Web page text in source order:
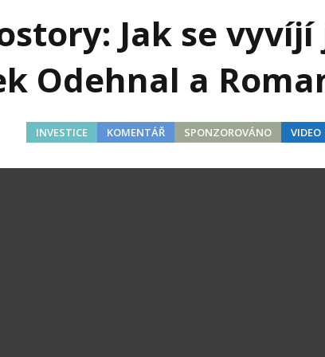
řízení
firmy nástupci
firmy
Vzdělávání manažerů
Zaměstnanecké akcie
Jak se
Odehnal a
INVESTICE KOMENTÁŘ SPONZOROVÁNO VIDEO